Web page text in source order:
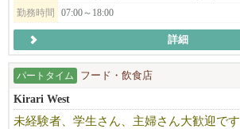
勤務時間
07:00～18:00
詳細
パートタイム フード・飲食店
Kirari West
未経験者、学生さん、主婦さん大歓迎です